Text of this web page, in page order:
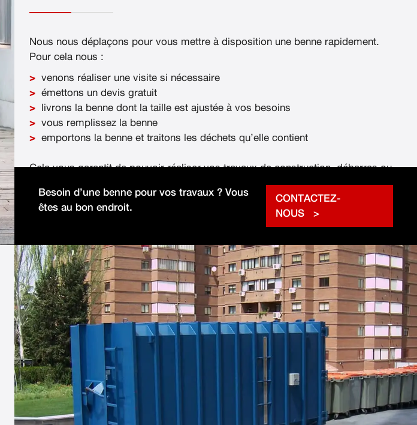
Nous nous déplaçons pour vous mettre à disposition une benne rapidement.
Pour cela nous :
venons réaliser une visite si nécessaire
émettons un devis gratuit
livrons la benne dont la taille est ajustée à vos besoins
vous remplissez la benne
emportons la benne et traitons les déchets qu’elle contient
Cela vous garantit de pouvoir réaliser vos travaux de construction, débarras ou
Besoin d’une benne pour vos travaux ? Vous
êtes au bon endroit.
CONTACTEZ-
NOUS